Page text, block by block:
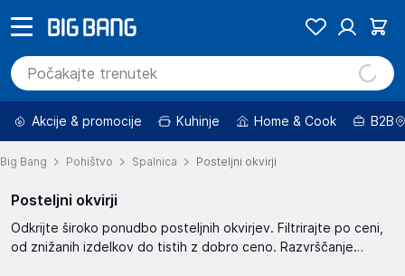
Akcije & promocije Kuhinje Home & Cook B2B
Big Bang Pohištvo Spalnica Posteljni okvirji
Posteljni okvirji
Odkrijte široko ponudbo posteljnih okvirjev. Filtrirajte po ceni,
od znižanih izdelkov do tistih z dobro ceno. Razvrščanje